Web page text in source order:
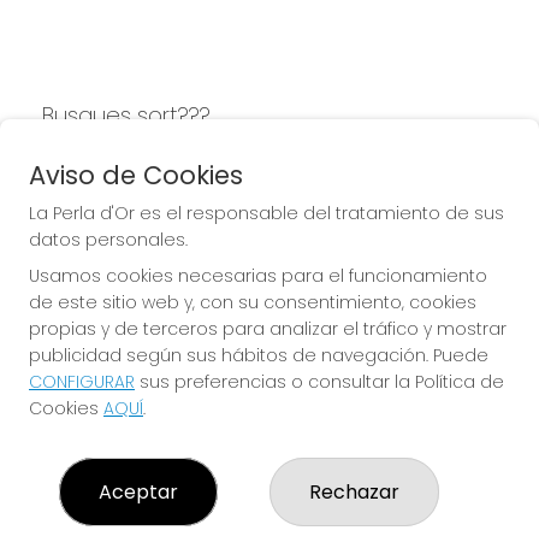
Busques sort???
LA PERLA D'OR
LA PERLA D'OR
¿Quiénes somos?
Comprar lotería
Resultados
Contacto
Empresas
Registro
Aviso de Cookies
La Perla d'Or es el responsable del tratamiento de sus
datos personales.
Usamos cookies necesarias para el funcionamiento
de este sitio web y, con su consentimiento, cookies
propias y de terceros para analizar el tráfico y mostrar
publicidad según sus hábitos de navegación. Puede
CONFIGURAR sus preferencias o consultar la Política de
Cookies AQUÍ.
Aceptar Rechazar